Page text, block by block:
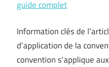
guide complet
Information clés de
d’application de la
convention s’applique